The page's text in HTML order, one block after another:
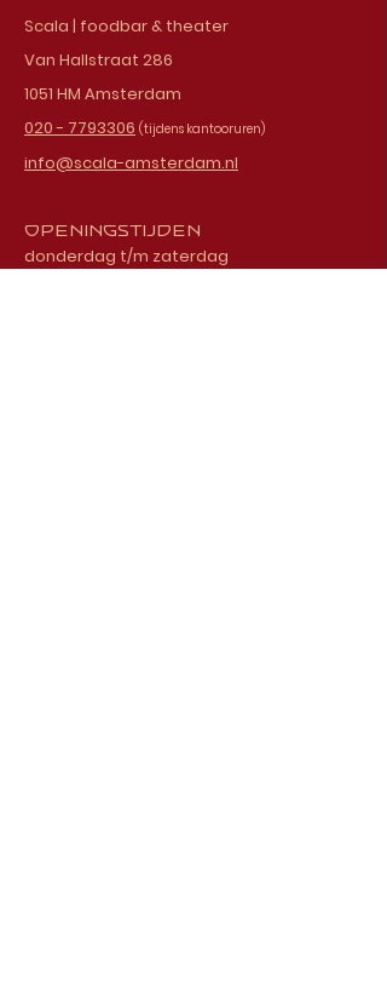
Scala | foodbar & theater
Van Hallstraat 286
1051 HM Amsterdam
020 - 7793306 (tijdens kantooruren)
info@scala-amsterdam.nl
Openingstijden
donderdag t/m zaterdag